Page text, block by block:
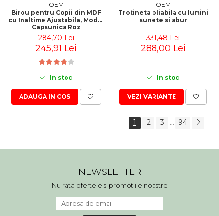
OEM
Birou pentru Copii din MDF
cu Inaltime Ajustabila, Model
Capsunica Roz
284,70 Lei
245,91 Lei
In stoc
ADAUGA IN COS
OEM
Trotineta pliabila cu lumini
sunete si abur
331,48 Lei
288,00 Lei
In stoc
VEZI VARIANTE
1 2 3 94
NEWSLETTER
Nu rata ofertele si promotiile noastre